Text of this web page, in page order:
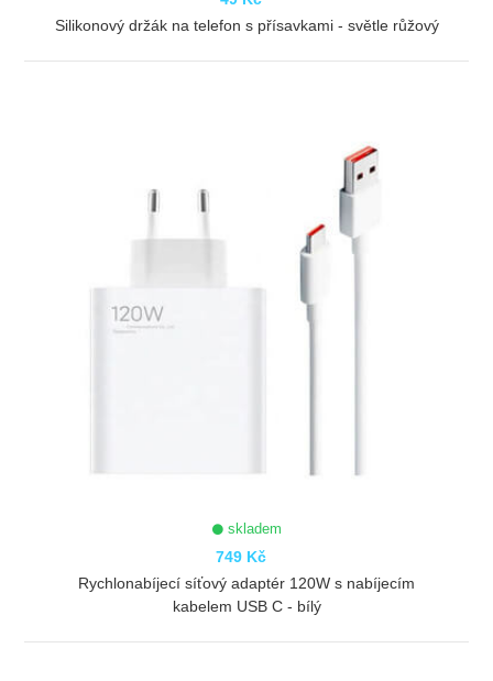
Silikonový držák na telefon s přísavkami - světle růžový
skladem
749 Kč
Rychlonabíjecí síťový adaptér 120W s nabíjecím
kabelem USB C - bílý